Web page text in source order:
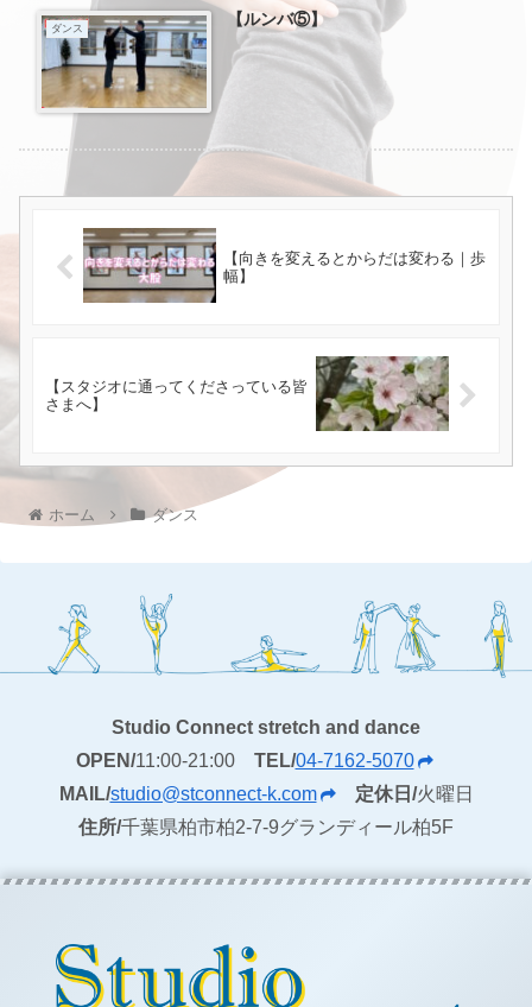
ダンス 【ルンバ⑤】
【向きを変えるとからだは変わる｜歩
幅】
【スタジオに通ってくださっている皆
さまへ】
ホーム ダンス
Studio Connect stretch and dance
OPEN/11:00-21:00 TEL/04-7162-5070
MAIL/studio@stconnect-k.com 定休日/火曜日
住所/千葉県柏市柏2-7-9グランディール柏5F